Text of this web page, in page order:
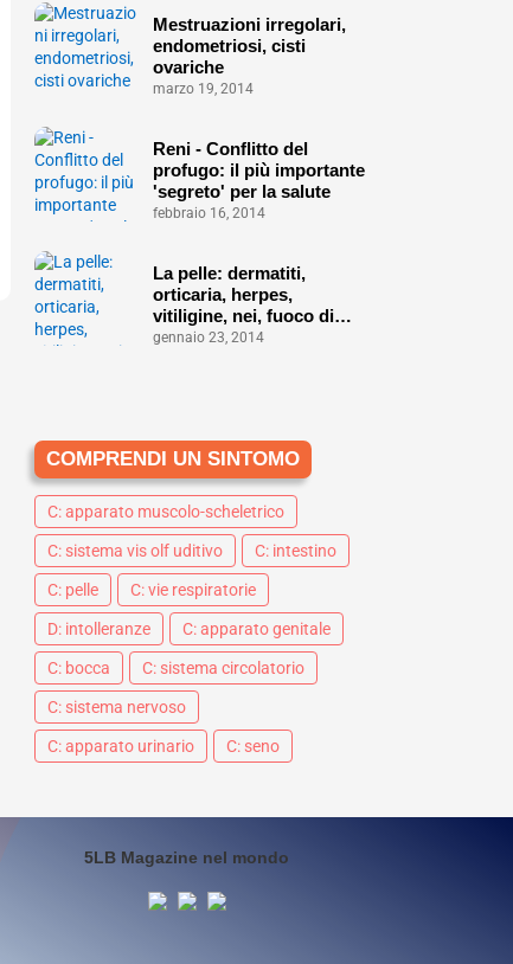
Mestruazioni irregolari,
endometriosi, cisti
ovariche
marzo 19, 2014
Reni - Conflitto del
profugo: il più importante
'segreto' per la salute
febbraio 16, 2014
La pelle: dermatiti,
orticaria, herpes,
vitiligine, nei, fuoco di
Sant'Antonio ecc.
gennaio 23, 2014
COMPRENDI UN SINTOMO
C: apparato muscolo-scheletrico
C: sistema vis olf uditivo C: intestino
C: pelle C: vie respiratorie
D: intolleranze C: apparato genitale
C: bocca C: sistema circolatorio
C: sistema nervoso
C: apparato urinario C: seno
5LB Magazine nel mondo